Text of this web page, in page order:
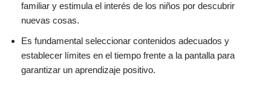
familiar y estimula el interés de los niños por descubrir
nuevas cosas.
Es fundamental seleccionar contenidos adecuados y
establecer límites en el tiempo frente a la pantalla para
garantizar un aprendizaje positivo.